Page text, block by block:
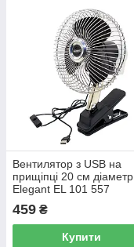
Вентилятор з USB на
прищіпці 20 см діаметр
Elegant EL 101 557
459 ₴
Купити